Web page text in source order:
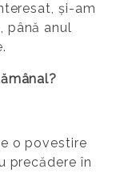
și-am
până anul
o povestire
precădere în